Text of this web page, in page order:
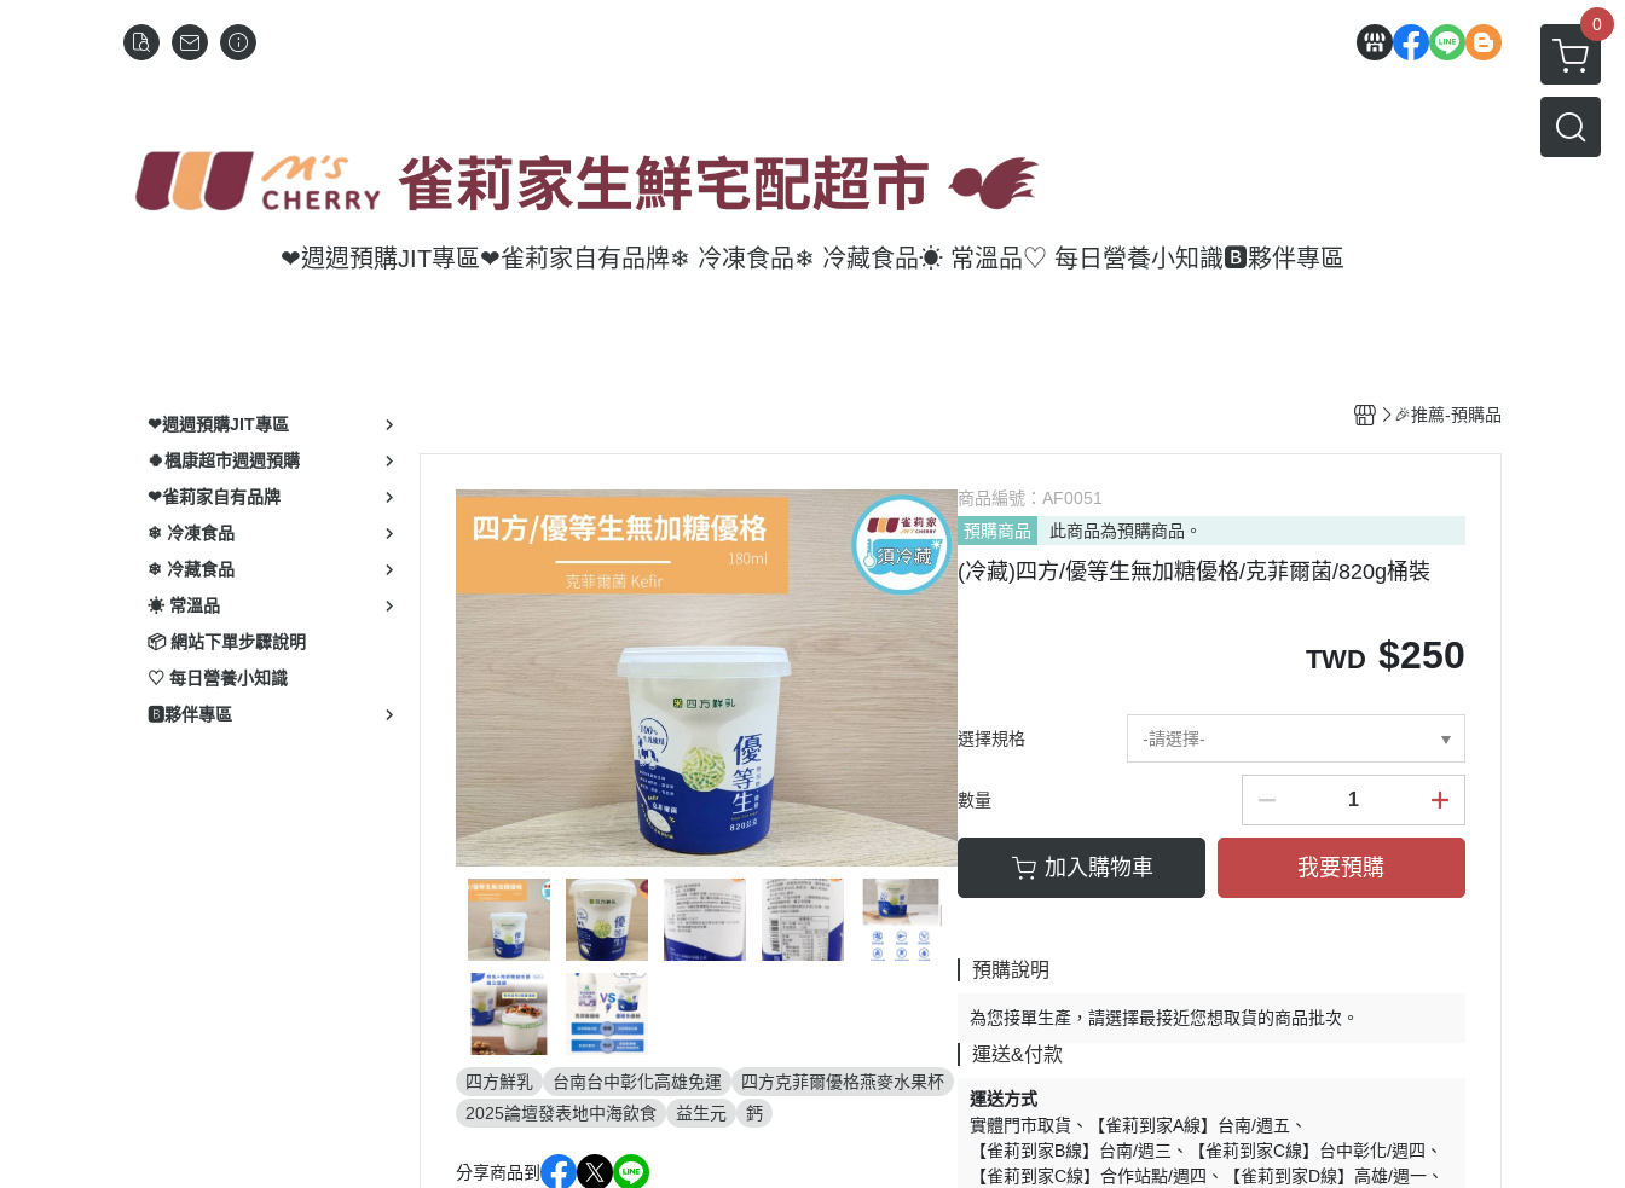
0
❤週週預購JIT專區❤雀莉家自有品牌❄ 冷凍食品❄ 冷藏食品☀ 常溫品♡ 每日營養小知識🅱️夥伴專區
❤週週預購JIT專區
🍀楓康超市週週預購
❤雀莉家自有品牌
❄ 冷凍食品
❄ 冷藏食品
☀ 常溫品
📦 網站下單步驟說明
♡ 每日營養小知識
🅱️夥伴專區
🎉推薦-預購品
四方鮮乳 台南台中彰化高雄免運
四方克菲爾優格燕麥水果杯
2025論壇發表地中海飲食
益生元 鈣
分享商品到
商品編號：AF0051
預購商品
此商品為預購商品。
(冷藏)四方/優等生無加糖優格/克菲爾菌/820g桶裝
TWD $250
選擇規格 -請選擇-
數量
加入購物車 我要預購
預購說明
為您接單生產，請選擇最接近您想取貨的商品批次。
運送&付款
運送方式
實體門市取貨
【雀莉到家A線】台南/週五
【雀莉到家B線】台南/週三
【雀莉到家C線】台中彰化/週四
【雀莉到家C線】合作站點/週四
【雀莉到家D線】高雄/週一